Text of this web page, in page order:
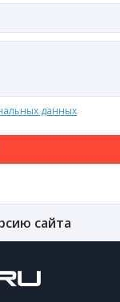
данных
сайта